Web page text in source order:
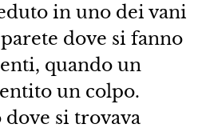
in uno dei vani
dove si fanno
quando un
un colpo.
si trovava